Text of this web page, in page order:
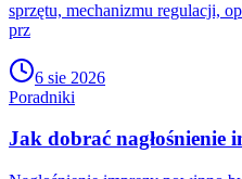
sprzętu, mechanizmu regulacji,
prz
6 sie 2026
Poradniki
Jak dobrać nagłośnienie